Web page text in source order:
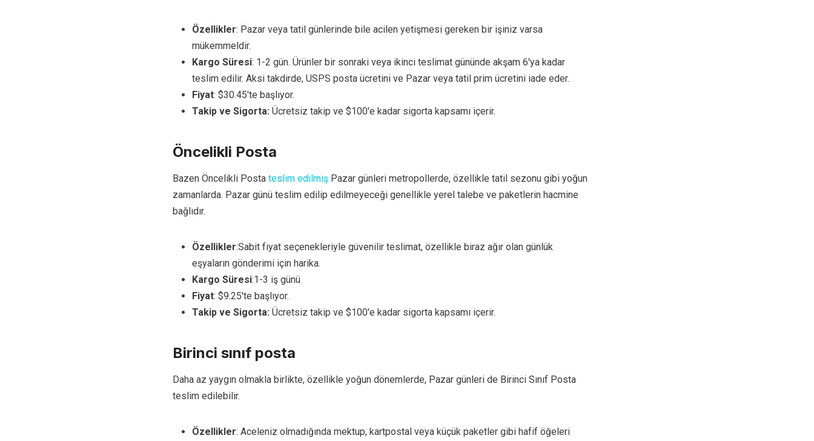
Özellikler: Pazar veya tatil günlerinde bile acilen yetişmesi gereken bir işiniz varsa
mükemmeldir.
Kargo Süresi: 1-2 gün. Ürünler bir sonraki veya ikinci teslimat gününde akşam 6'ya kadar
teslim edilir. Aksi takdirde, USPS posta ücretini ve Pazar veya tatil prim ücretini iade eder.
Fiyat: $30.45'te başlıyor.
Takip ve Sigorta: Ücretsiz takip ve $100'e kadar sigorta kapsamı içerir.
Öncelikli Posta
Bazen Öncelikli Postateslim edilmişPazar günleri metropollerde, özellikle tatil sezonu gibi yoğun
zamanlarda. Pazar günü teslim edilip edilmeyeceği genellikle yerel talebe ve paketlerin hacmine
bağlıdır.
Özellikler:Sabit fiyat seçenekleriyle güvenilir teslimat, özellikle biraz ağır olan günlük
eşyaların gönderimi için harika.
Kargo Süresi:1-3 iş günü
Fiyat: $9.25'te başlıyor.
Takip ve Sigorta: Ücretsiz takip ve $100'e kadar sigorta kapsamı içerir.
Birinci sınıf posta
Daha az yaygın olmakla birlikte, özellikle yoğun dönemlerde, Pazar günleri de Birinci Sınıf Posta
teslim edilebilir.
Özellikler: Aceleniz olmadığında mektup, kartpostal veya küçük paketler gibi hafif öğeleri